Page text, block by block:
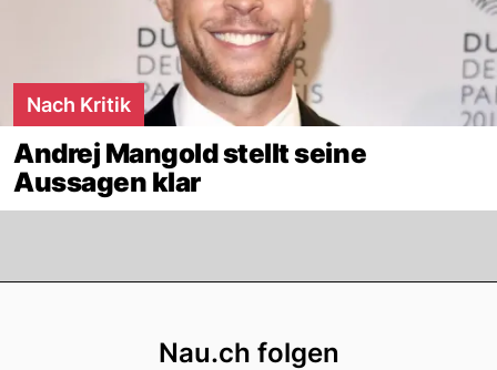
Nach Kritik
Andrej Mangold stellt seine
Aussagen klar
Nau.ch folgen